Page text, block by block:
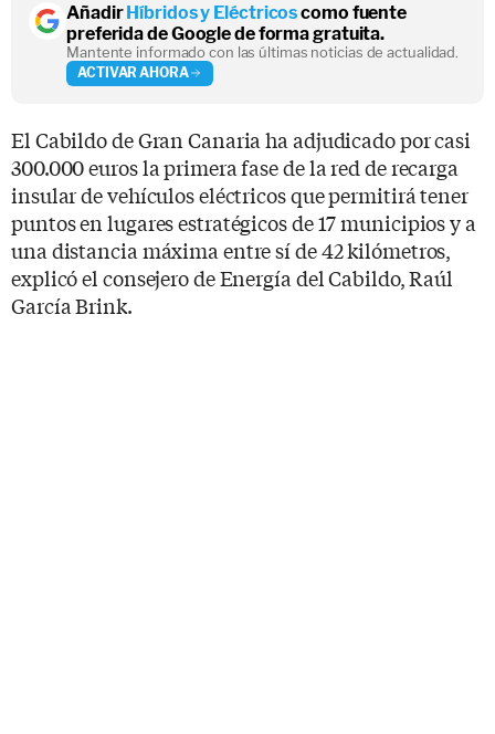
AñadirHíbridos y Eléctricoscomo fuente
preferida de Google de forma gratuita.
Mantente informado con las últimas noticias de actualidad.
ACTIVAR AHORA
El Cabildo de Gran Canaria ha adjudicado por casi
300.000 euros la primera fase de la red de recarga
insular de vehículos eléctricos que permitirá tener
puntos en lugares estratégicos de 17 municipios y a
una distancia máxima entre sí de 42 kilómetros,
explicó el consejero de Energía del Cabildo, Raúl
García Brink.